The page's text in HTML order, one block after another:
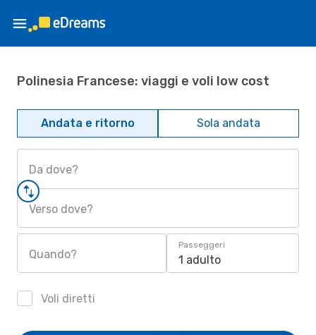
Polinesia Francese: viaggi e voli low cost
Andata e ritorno Sola andata
Da dove?
Verso dove?
Quando?
Passeggeri
1 adulto
Voli diretti